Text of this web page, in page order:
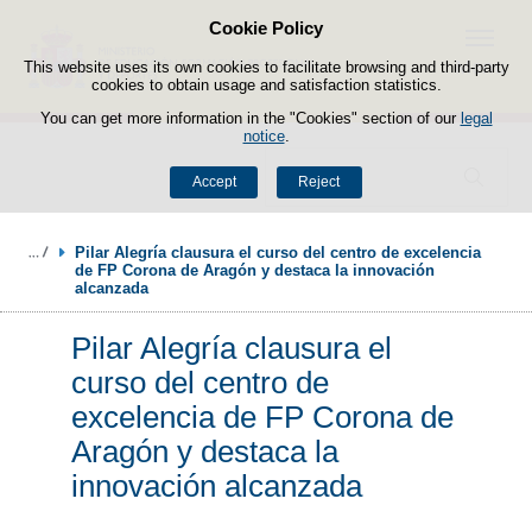
Cookie Policy
This website uses its own cookies to facilitate browsing and third-party
cookies to obtain usage and satisfaction statistics.
You can get more information in the "Cookies" section of our legal
notice.
Accept Reject
Skip to content
Search
Menu
Pilar Alegría clausura el curso del centro de excelencia
de FP Corona de Aragón y destaca la innovación
alcanzada
Pilar Alegría clausura el
curso del centro de
excelencia de FP Corona de
Aragón y destaca la
innovación alcanzada